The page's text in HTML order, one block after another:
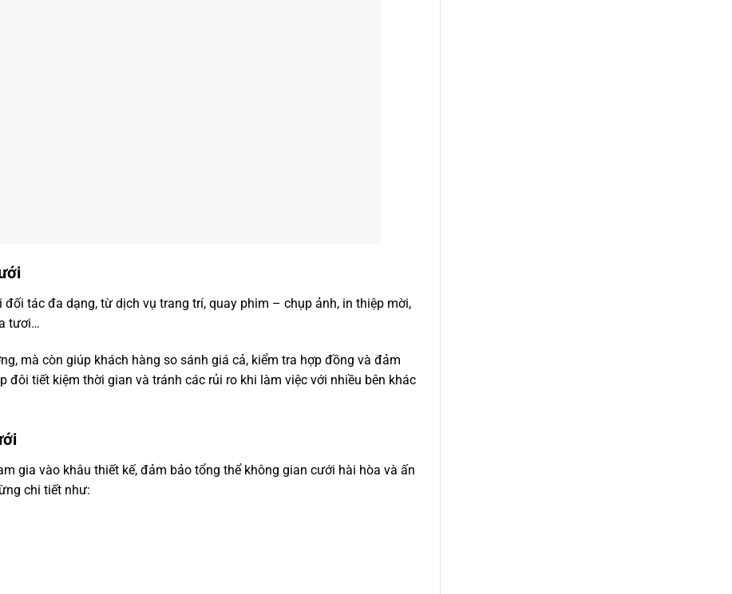
tác đa dạng, từ dịch vụ trang trí, quay phim – chụp ảnh, in thiệp mời,
tươi…
mà còn giúp khách hàng so sánh giá cả, kiểm tra hợp đồng và đảm
đôi tiết kiệm thời gian và tránh các rủi ro khi làm việc với nhiều bên khác
gia vào khâu thiết kế, đảm bảo tổng thể không gian cưới hài hòa và ấn
chi tiết như: